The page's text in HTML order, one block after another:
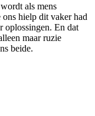
als mens
ons hielp dit vaker had
oplossingen. En dat
maar ruzie
beide.